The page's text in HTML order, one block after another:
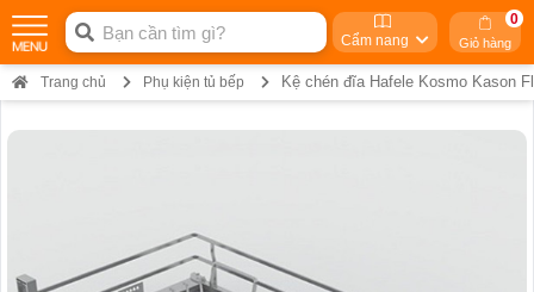
Cẩm nang Giỏ hàng
0
Trang chủ Phụ kiện tủ bếp Kệ chén đĩa Hafele Kosmo Kason